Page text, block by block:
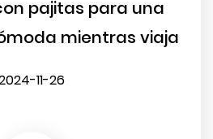
pajitas para una
mientras viaja
11-26